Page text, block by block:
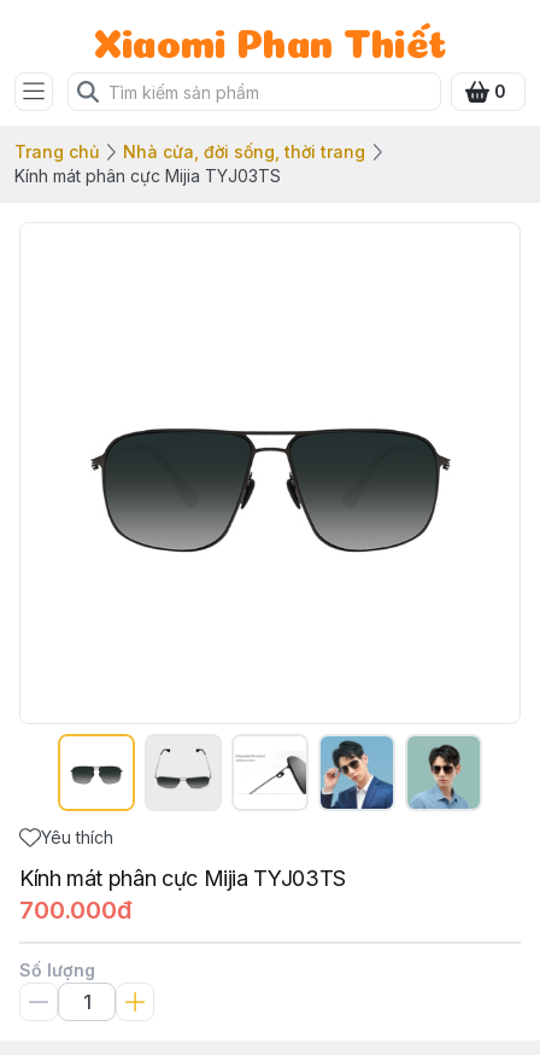
Xiaomi Phan Thiết
0
Trang chủ
Nhà cửa, đời sống, thời trang
Kính mát phân cực Mijia TYJ03TS
Yêu thích
Kính mát phân cực Mijia TYJ03TS
700.000đ
Số lượng